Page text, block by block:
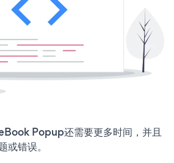
Popup还需要更多时间，并且
错误。